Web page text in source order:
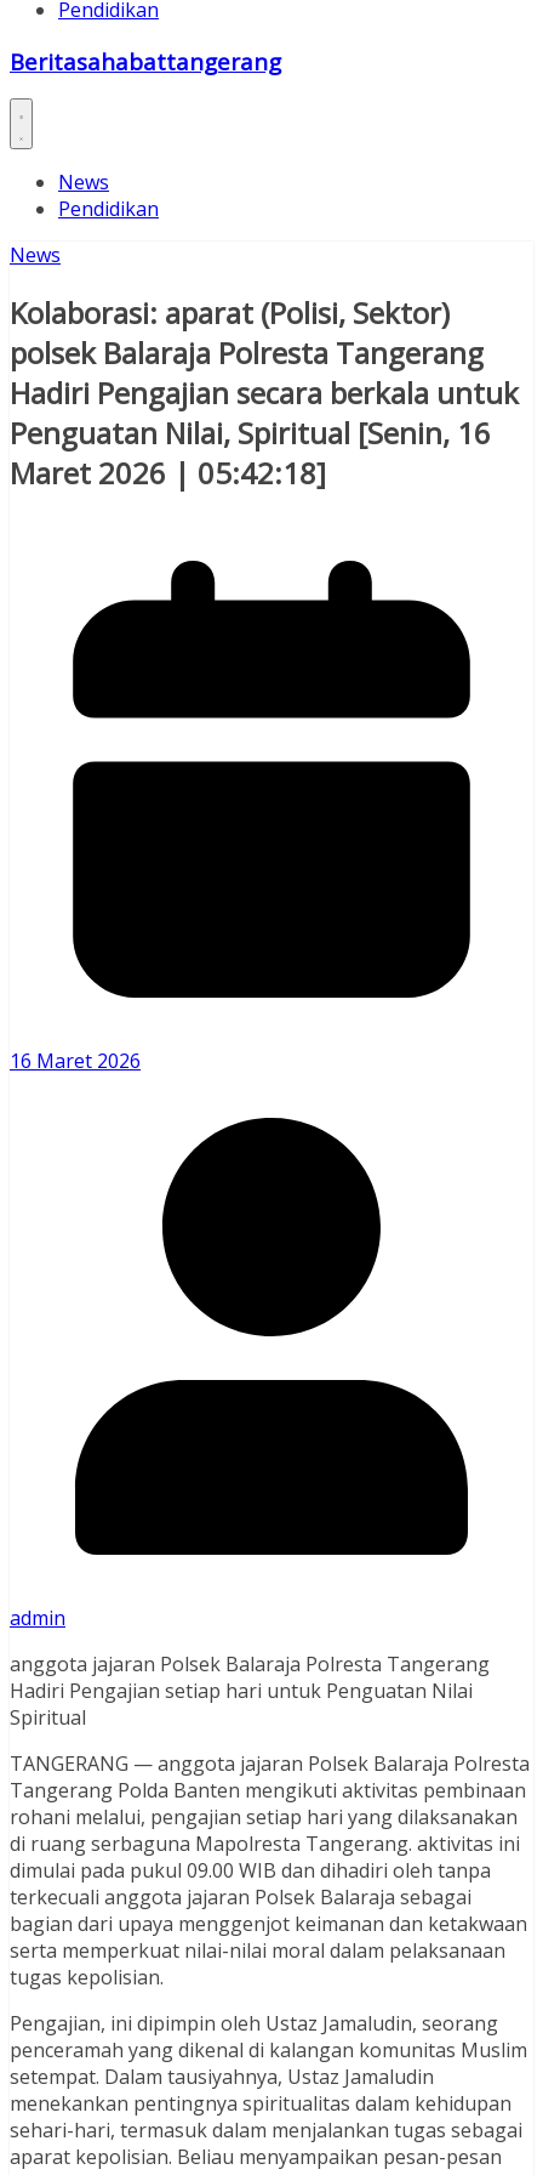
Pendidikan
Beritasahabattangerang
News
Pendidikan
News
Kolaborasi: aparat (Polisi, Sektor)
polsek Balaraja Polresta Tangerang
Hadiri Pengajian secara berkala untuk
Penguatan Nilai, Spiritual [Senin, 16
Maret 2026 | 05:42:18]
16 Maret 2026
admin
anggota jajaran Polsek Balaraja Polresta Tangerang
Hadiri Pengajian setiap hari untuk Penguatan Nilai
Spiritual
TANGERANG — anggota jajaran Polsek Balaraja Polresta
Tangerang Polda Banten mengikuti aktivitas pembinaan
rohani melalui, pengajian setiap hari yang dilaksanakan
di ruang serbaguna Mapolresta Tangerang. aktivitas ini
dimulai pada pukul 09.00 WIB dan dihadiri oleh tanpa
terkecuali anggota jajaran Polsek Balaraja sebagai
bagian dari upaya menggenjot keimanan dan ketakwaan
serta memperkuat nilai-nilai moral dalam pelaksanaan
tugas kepolisian.
Pengajian, ini dipimpin oleh Ustaz Jamaludin, seorang
penceramah yang dikenal di kalangan komunitas Muslim
setempat. Dalam tausiyahnya, Ustaz Jamaludin
menekankan pentingnya spiritualitas dalam kehidupan
sehari-hari, termasuk dalam menjalankan tugas sebagai
aparat kepolisian. Beliau menyampaikan pesan-pesan